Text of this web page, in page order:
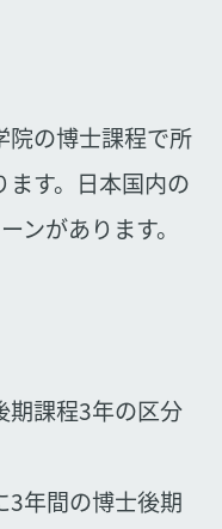
院の博士課程で所
す。日本国内の
ンがあります。
期課程3年の区分
3年間の博士後期